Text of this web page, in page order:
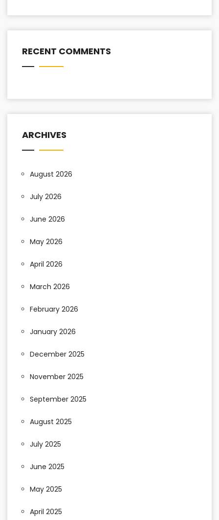
RECENT COMMENTS
ARCHIVES
August 2026
July 2026
June 2026
May 2026
April 2026
March 2026
February 2026
January 2026
December 2025
November 2025
September 2025
August 2025
July 2025
June 2025
May 2025
April 2025